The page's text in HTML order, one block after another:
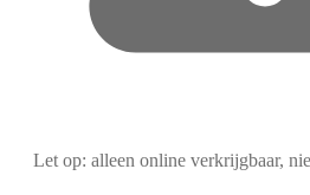
Let op: alleen online verkrijgbaar,